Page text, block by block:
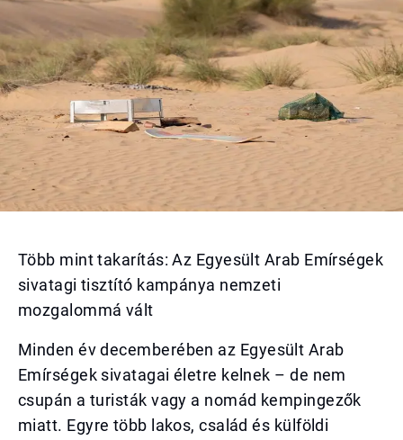
Több mint takarítás: Az Egyesült Arab Emírségek
sivatagi tisztító kampánya nemzeti
mozgalommá vált
Minden év decemberében az Egyesült Arab
Emírségek sivatagai életre kelnek – de nem
csupán a turisták vagy a nomád kempingezők
miatt. Egyre több lakos, család és külföldi